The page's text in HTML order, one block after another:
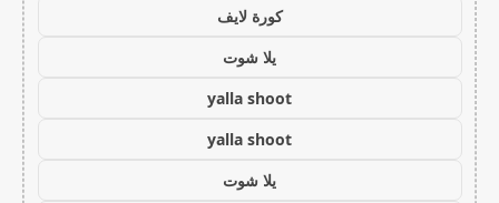
كورة لايف
يلا شوت
yalla shoot
yalla shoot
يلا شوت